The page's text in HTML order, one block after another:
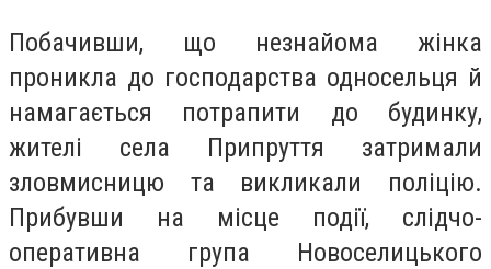
Побачивши, що незнайома жінка
проникла до господарства односельця й
намагається потрапити до будинку,
жителі села Припруття затримали
зловмисницю та викликали поліцію.
Прибувши на місце події, слідчо-
оперативна група Новоселицького